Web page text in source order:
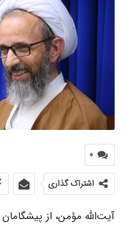
0
اشتراک گذاری
آیت‌الله مؤمن، از